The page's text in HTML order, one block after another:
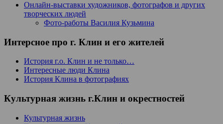
Онлайн-выставки художников, фотографов и других
творческих людей
Фото-работы Василия Кузьмина
Интерсное про г. Клин и его жителей
История г.о. Клин и не только…
Интересные люди Клина
История Клина в фотографиях
Культурная жизнь г.Клин и окрестностей
Культурная жизнь